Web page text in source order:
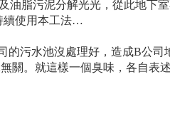
油脂污泥分解光光 ，從此地下
續使用本工法…
的污水池沒處理好 ，造成B公司
關 。就這樣一個臭味 ，各自表述